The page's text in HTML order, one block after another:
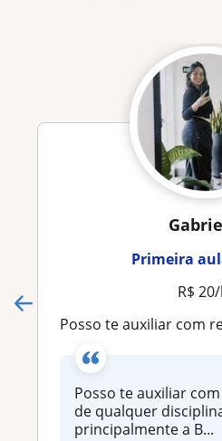
Primeira
R$
Posso te auxiliar com reforço escolar de qualquer disciplina,
Posso te auxiliar
de qualquer
principalmente a B...